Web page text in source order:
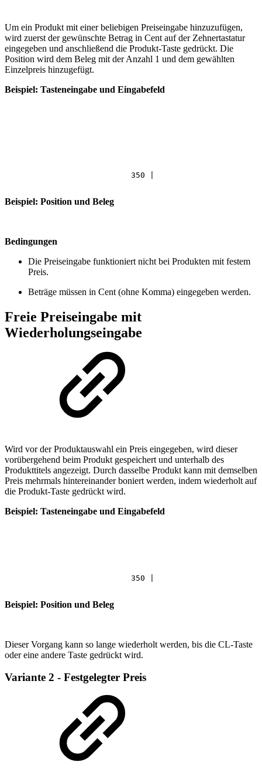
Um ein Produkt mit einer beliebigen Preiseingabe hinzuzufügen,
wird zuerst der gewünschte Betrag in Cent auf der Zehnertastatur
eingegeben und anschließend die Produkt-Taste gedrückt. Die
Position wird dem Beleg mit der Anzahl 1 und dem gewählten
Einzelpreis hinzugefügt.
Beispiel: Tasteneingabe und Eingabefeld
350
Beispiel: Position und Beleg
Bedingungen
Die Preiseingabe funktioniert nicht bei Produkten mit festem
Preis.
Beträge müssen in Cent (ohne Komma) eingegeben werden.
Freie Preiseingabe mit
Wiederholungseingabe
Wird vor der Produktauswahl ein Preis eingegeben, wird dieser
vorübergehend beim Produkt gespeichert und unterhalb des
Produkttitels angezeigt. Durch dasselbe Produkt kann mit demselben
Preis mehrmals hintereinander boniert werden, indem wiederholt auf
die Produkt-Taste gedrückt wird.
Beispiel: Tasteneingabe und Eingabefeld
350
Beispiel: Position und Beleg
Dieser Vorgang kann so lange wiederholt werden, bis die CL-Taste
oder eine andere Taste gedrückt wird.
Variante 2 - Festgelegter Preis